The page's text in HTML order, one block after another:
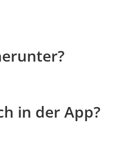
in der App?